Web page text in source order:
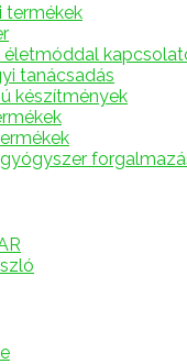
termékek
életmóddal
tanácsadás
készítmények